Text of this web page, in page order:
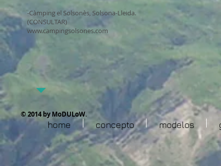
-Càmping el Solsonès, Solsona-Lleida.
(CONSULTAR)
www.campingsolsones.com
© 2014 by ​MoDULoW.
home concepto modelos